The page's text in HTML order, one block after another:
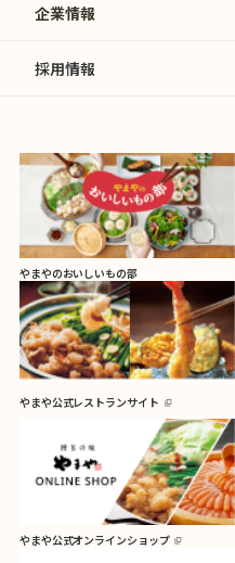
企業情報
採用情報
やまやのおいしいもの部
やまや公式レストランサイト
やまや公式オンラインショップ